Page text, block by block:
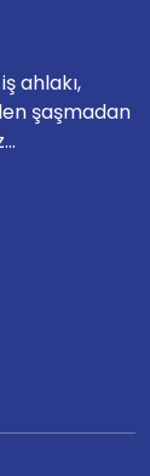
ahlakı,
şaşmadan